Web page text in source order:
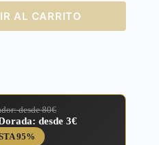
AL CARRITO
desde 80€
desde 3€
95%